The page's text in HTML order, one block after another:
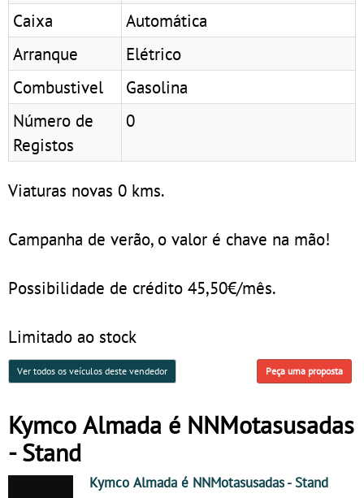
Caixa
Automática
Arranque
Elétrico
Combustivel
Gasolina
Número de
Registos
0
Viaturas novas 0 kms.
Campanha de verão, o valor é chave na mão!
Possibilidade de crédito 45,50€/mês.
Limitado ao stock
Ver todos os veículos deste vendedor Peça uma proposta
Kymco Almada é NNMotasusadas
- Stand
Kymco Almada é NNMotasusadas- Stand